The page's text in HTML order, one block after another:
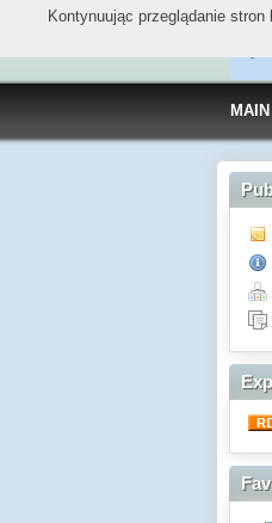
Kontynuując przeglądanie